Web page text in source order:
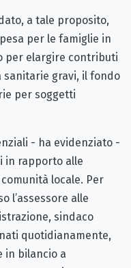
a tale proposito,
per le famiglie in
per elargire contributi
gravi, il fondo
per soggetti
- ha evidenziato -
in rapporto alle
locale. Per
l’assessore alle
sindaco
quotidianamente,
in bilancio a